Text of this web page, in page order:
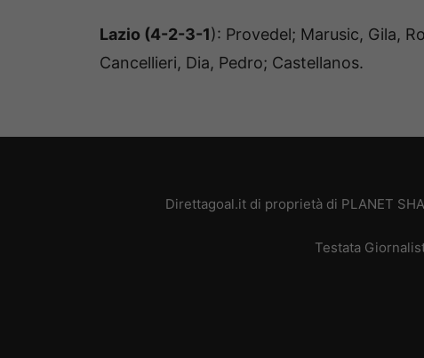
Lazio (4-2-3-1): Provedel; Marusic, Gila,
Cancellieri, Dia, Pedro; Castellanos.
Direttagoal.it di proprietà di PLANET
Testata